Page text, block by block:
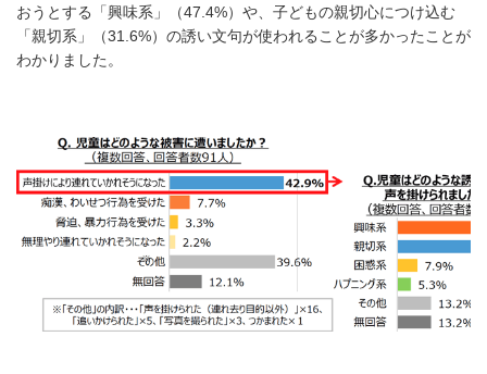
おうとする「興味系」（47.4%）や、子どもの親切心につけ込む
「親切系」（31.6%）の誘い文句が使われることが多かったことが
わかりました。